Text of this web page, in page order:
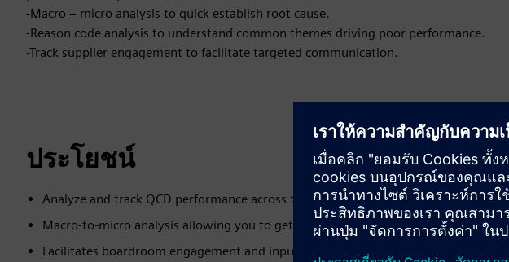
-Macro – micro analysis to quick establish root cause.
-Reason code analysis to understand common themes driving poor performance.
-Track supplier engagement to facilitate targeted communication.
ประโยชน์
Analyze and track QCD performance across the business.
Macro-to-micro analysis allowing you to get to the root cause.
Facilitates boardroom engagement and input to the strategic direction.